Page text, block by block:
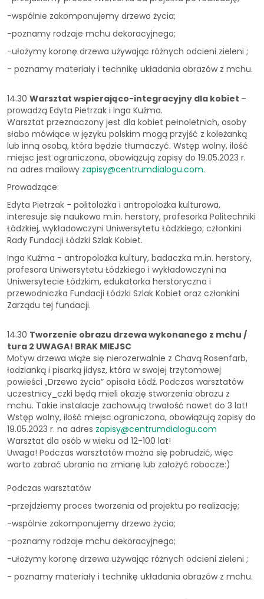
-wspólnie zakomponujemy drzewo życia;
-poznamy rodzaje mchu dekoracyjnego;
-ułożymy koronę drzewa używając różnych odcieni zieleni ;
- poznamy materiały i technikę układania obrazów z mchu.
14.30 Warsztat wspierająco-integracyjny dla kobiet –
prowadzą Edyta Pietrzak i Inga Kuźma.
Warsztat przeznaczony jest dla kobiet pełnoletnich, osoby
słabo mówiące w języku polskim mogą przyjść z koleżanką
lub inną osobą, która będzie tłumaczyć. Wstęp wolny, ilość
miejsc jest ograniczona, obowiązują zapisy do 19.05.2023 r.
na adres mailowy zapisy@centrumdialogu.com.
Prowadzące:
Edyta Pietrzak - politolożka i antropolożka kulturowa,
interesuje się naukowo m.in. herstory, profesorka Politechniki
Łódzkiej, wykładowczyni Uniwersytetu Łódzkiego; członkini
Rady Fundacji Łódzki Szlak Kobiet.
Inga Kuźma - antropolożka kultury, badaczka m.in. herstory,
profesora Uniwersytetu Łódzkiego i wykładowczyni na
Uniwersytecie Łódzkim, edukatorka herstoryczna i
przewodniczka Fundacji Łódzki Szlak Kobiet oraz członkini
Zarządu tej fundacji.
14.30 Tworzenie obrazu drzewa wykonanego z mchu /
tura 2 UWAGA! BRAK MIEJSC
Motyw drzewa wiąże się nierozerwalnie z Chavą Rosenfarb,
łodzianką i pisarką jidysz, która w swojej trzytomowej
powieści „Drzewo życia” opisała Łódź. Podczas warsztatów
uczestnicy_czki będą mieli okazję stworzenia obrazu z
mchu. Takie instalacje zachowują trwałość nawet do 3 lat!
Wstęp wolny, ilość miejsc ograniczona, obowiązują zapisy do
19.05.2023 r. na adres zapisy@centrumdialogu.com
Warsztat dla osób w wieku od 12-100 lat!
Uwaga! Podczas warsztatów można się pobrudzić, więc
warto zabrać ubrania na zmianę lub założyć robocze:)
Podczas warsztatów
-przejdziemy proces tworzenia od projektu po realizację;
-wspólnie zakomponujemy drzewo życia;
-poznamy rodzaje mchu dekoracyjnego;
-ułożymy koronę drzewa używając różnych odcieni zieleni ;
- poznamy materiały i technikę układania obrazów z mchu.